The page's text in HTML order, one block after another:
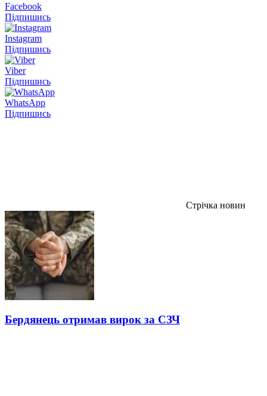
Facebook
Підпишись
Instagram
Підпишись
Viber
Підпишись
WhatsApp
Підпишись
Стрічка новин
Бердянець отримав вирок за СЗЧ